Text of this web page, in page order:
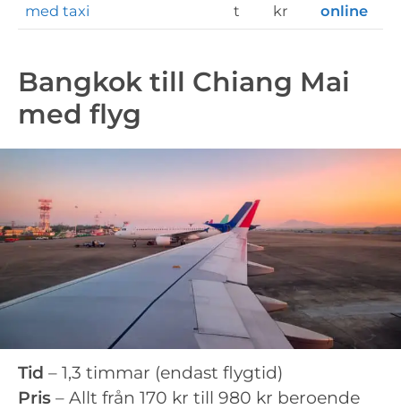
med taxi
t
kr
online
Bangkok till Chiang Mai
med flyg
Tid – 1,3 timmar (endast flygtid)
Pris – Allt från 170 kr till 980 kr beroende